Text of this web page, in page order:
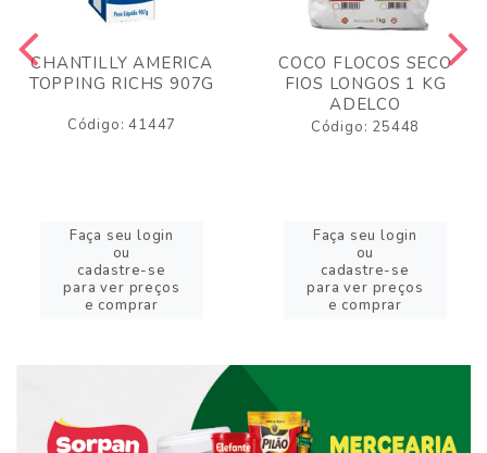
CHANTILLY AMERICA
TOPPING RICHS 907G
Código: 41447
Faça seu login
ou
cadastre-se
para ver preços
e comprar
COCO FLOCOS SECO
FIOS LONGOS 1 KG
ADELCO
Código: 25448
Faça seu login
ou
cadastre-se
para ver preços
e comprar